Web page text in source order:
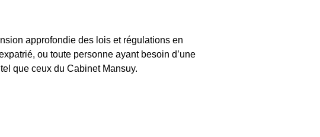
approfondie des lois et régulations en
ou toute personne ayant besoin d’une
que ceux du Cabinet Mansuy.